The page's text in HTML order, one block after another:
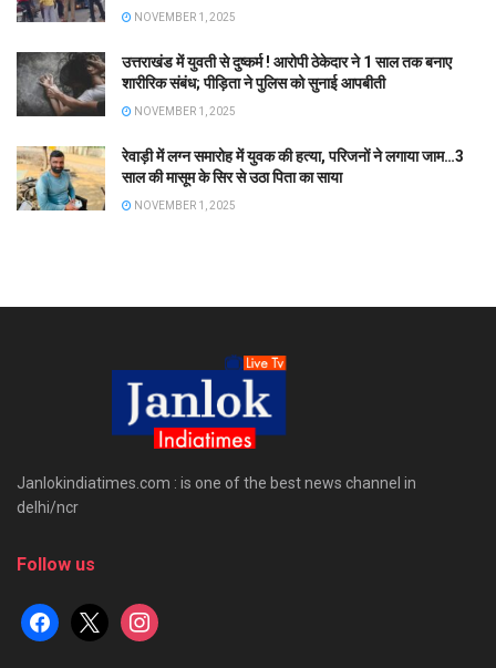
NOVEMBER 1, 2025
उत्तराखंड में युवती से दुष्कर्म ! आरोपी ठेकेदार ने 1 साल तक बनाए
शारीरिक संबंध; पीड़िता ने पुलिस को सुनाई आपबीती
NOVEMBER 1, 2025
रेवाड़ी में लग्न समारोह में युवक की हत्या, परिजनों ने लगाया जाम…3
साल की मासूम के सिर से उठा पिता का साया
NOVEMBER 1, 2025
Janlokindiatimes.com : is one of the best news channel in
delhi/ncr
Follow us
facebook
x instagram